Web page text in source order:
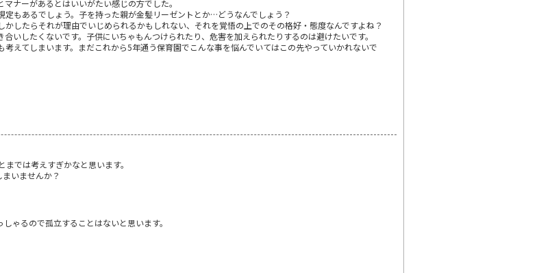
ナーがあるとはいいがたい感じの方でした。
もあるでしょう。子を持った親が金髪リーゼントとか…どうなんでしょう？
したらそれが理由でいじめられるかもしれない、それを覚悟の上でのその格好・態度なんですよね？
いしたくないです。子供にいちゃもんつけられたり、危害を加えられたりするのは避けたいです。
えてしまいます。まだこれから5年通う保育園でこんな事を悩んでいてはこの先やっていかれないで
では考えすぎかなと思います。
いませんか？
ゃるので孤立することはないと思います。